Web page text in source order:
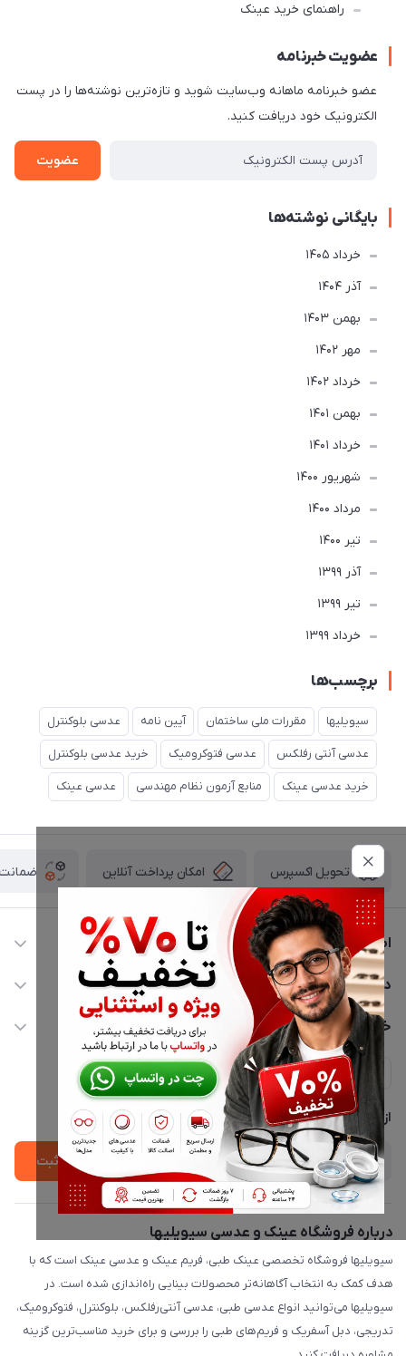
راهنمای خرید عینک
عضویت خبرنامه
عضو خبرنامه ماهانه وب‌سایت شوید و تازه‌ترین نوشته‌ها را در پست
الکترونیک خود دریافت کنید.
عضویت
بایگانی نوشته‌ها
خرداد 1405
آذر 1404
بهمن 1403
مهر 1402
خرداد 1402
بهمن 1401
خرداد 1401
شهریور 1400
مرداد 1400
تير 1400
آذر 1399
تير 1399
خرداد 1399
برچسب‌ها
سیویلیها مقررات ملی ساختمان آیین نامه عدسی بلوکنترل
عدسی آنتی رفلکس عدسی فتوکرومیک خرید عدسی بلوکنترل
خرید عدسی عینک منابع آزمون نظام مهندسی عدسی عینک
تحویل اکسپرس امکان پرداخت آنلاین ضمانت
اطلاعات تماس
02177116909
info@civiliha.com
ارسال فوری در تهران + ارسال به سراسر کشور
دسترسی سریع
حساب کاربری
مجله فروشگاه
لیست محصولات
درباره ما
خدمات مشتریان
حریم خصوصی
پشتیبانی واتساپ 09397003162
از جدید‌ترین تخفیف‌ها با‌ خبر شوید
ثبت
درباره فروشگاه عینک و عدسی سیویلیها
سیویلیها فروشگاه تخصصی عینک طبی، فریم عینک و عدسی عینک است که با
هدف کمک به انتخاب آگاهانه‌تر محصولات بینایی راه‌اندازی شده است. در
سیویلیها می‌توانید انواع عدسی طبی، عدسی آنتی‌رفلکس، بلوکنترل، فتوکرومیک،
تدریجی، دبل آسفریک و فریم‌های طبی را بررسی و برای خرید مناسب‌ترین گزینه